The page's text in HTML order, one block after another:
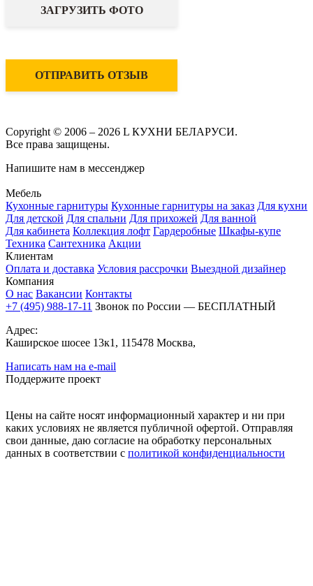
ЗАГРУЗИТЬ ФОТО
ОТПРАВИТЬ ОТЗЫВ
Copyright © 2006 – 2026 L КУХНИ БЕЛАРУСИ.
Все права защищены.
Напишите нам в мессенджер
Мебель
Кухонные гарнитуры Кухонные гарнитуры на заказ Для кухни
Для детской Для спальни Для прихожей Для ванной
Для кабинета Коллекция лофт Гардеробные Шкафы-купе
Техника Сантехника Акции
Клиентам
Оплата и доставка Условия рассрочки Выездной дизайнер
Компания
О нас Вакансии Контакты
+7 (495) 988-17-11 Звонок по России — БЕСПЛАТНЫЙ
Адрес:
Каширское шосее 13к1, 115478 Москва,
Написать нам на e-mail
Поддержите проект
Цены на сайте носят информационный характер и ни при
каких условиях не является публичной офертой. Отправляя
свои данные, даю согласие на обработку персональных
данных в соответствии с политикой конфиденциальности